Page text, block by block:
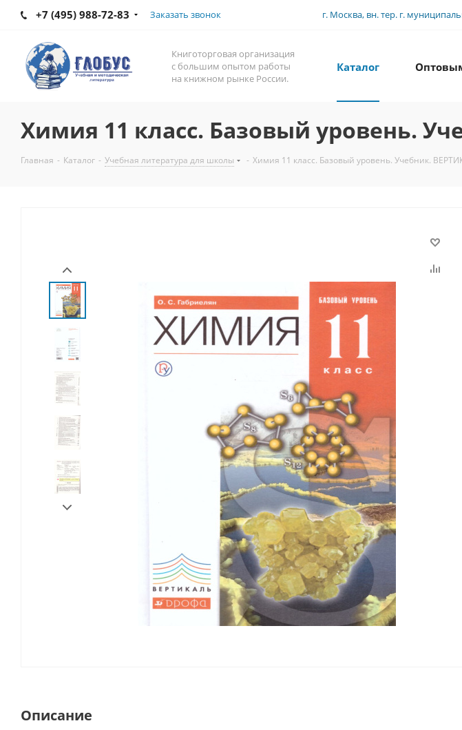
+7 (495) 988-72-83 Заказать звонок г. Москва, вн. тер. г.
Книготорговая организация
с большим опытом работы
на книжном рынке России.
Каталог
Химия 11 класс. Базовый уровень.
Главная - Каталог - Учебная литература для школы - Химия 11 класс. Базовый уровень. Учебник.
Описание